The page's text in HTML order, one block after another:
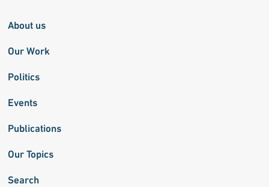
About us
Our Work
Politics
Events
Publications
Our Topics
Search